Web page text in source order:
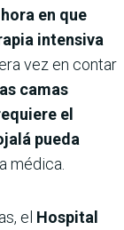
en que
intensiva
vez en contar
camas
el
pueda
médica.
el Hospital